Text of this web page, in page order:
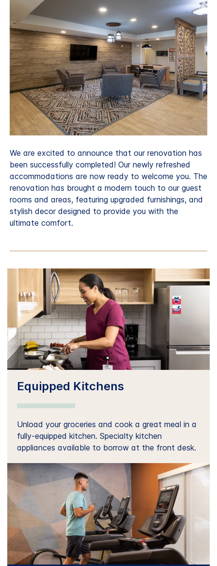
We are excited to announce that our renovation has
been successfully completed! Our newly refreshed
accommodations are now ready to welcome you. The
renovation has brought a modern touch to our guest
rooms and areas, featuring upgraded furnishings, and
stylish decor designed to provide you with the
ultimate comfort.
Equipped Kitchens
Unload your groceries and cook a great meal in a
fully-equipped kitchen. Specialty kitchen
appliances available to borrow at the front desk.